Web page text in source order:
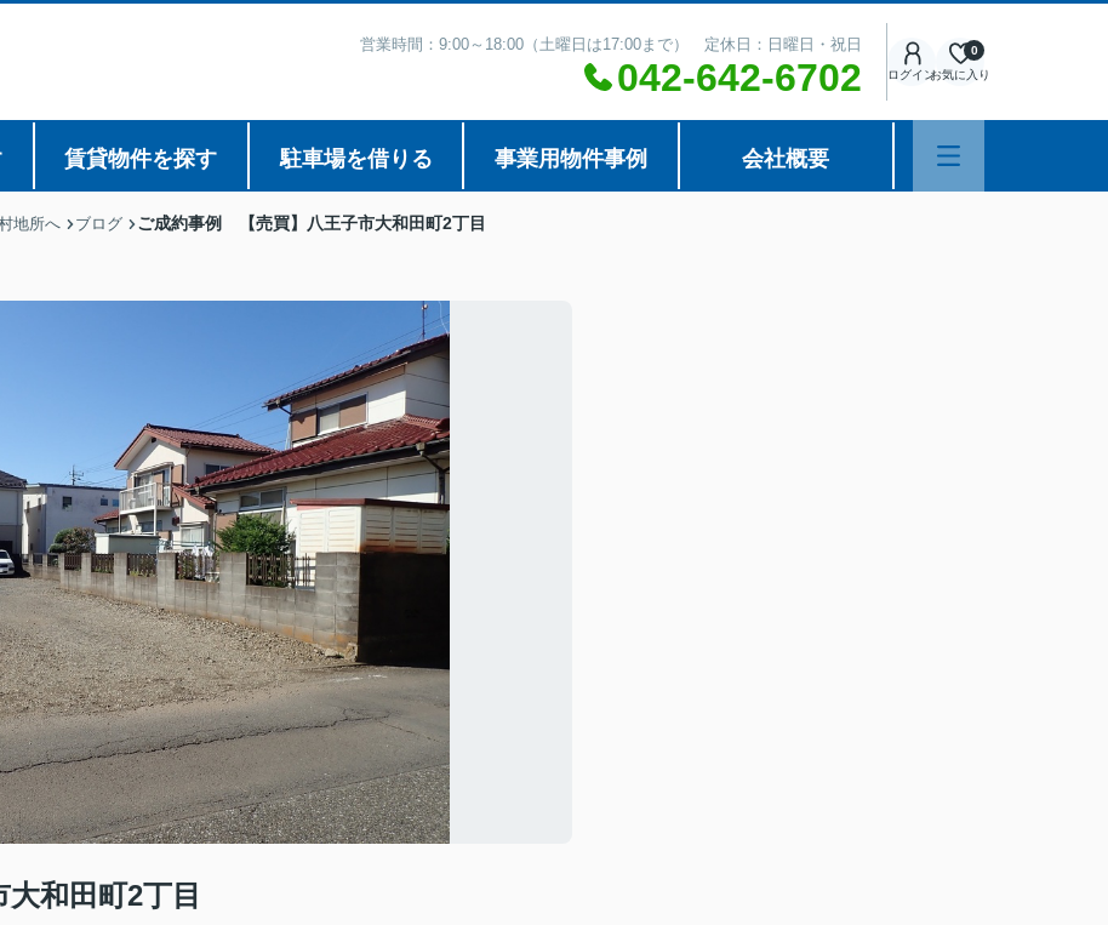
営業時間：9:00～18:00（土曜日は17:00まで） 定休日：日曜日・祝日
042-642-6702 ログインお気に入り
0
賃貸物件を探す 駐車場を借りる 事業用物件事例 会社概要
地所へ ブログ ご成約事例 【売買】八王子市大和田町2丁目
和田町2丁目